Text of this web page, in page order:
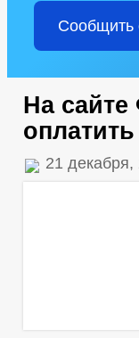
Сообщить
На
21 декабря,